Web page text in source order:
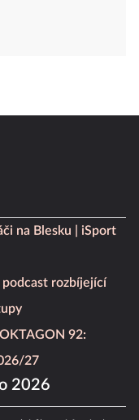
na Blesku
iSport
podcast rozbíjející
OKTAGON 92:
27
2026